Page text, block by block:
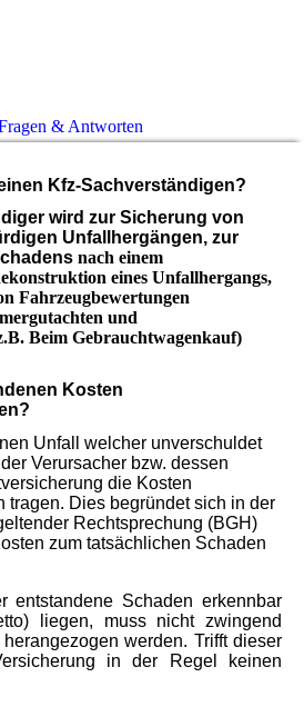
& Antworten
Kfz-Sachverständigen?
wird zur Sicherung von
Unfallhergängen, zur
nach einem
eines Unfallhergangs,
Fahrzeugbewertungen
und
Beim Gebrauchtwagenkauf)
Kosten
Unfall welcher unverschuldet
Verursacher bzw. dessen
die Kosten
tragen. Dies begründet sich in der
Rechtsprechung (BGH)
zum tatsächlichen Schaden
entstandene Schaden erkennbar
liegen, muss nicht zwingend
werden. Trifft dieser
in der Regel
keinen